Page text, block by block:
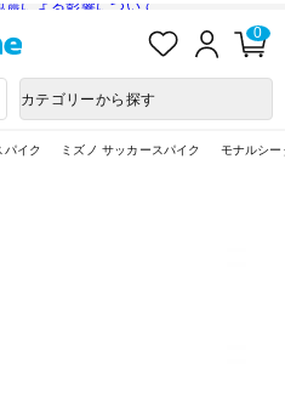
による影響について
入
ロ
ン
0
カテゴリーから探す
パイク ミズノ サッカースパイク モナルシー